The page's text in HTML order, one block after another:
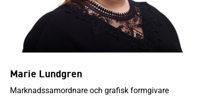
Marie Lundgren
Marknadssamordnare och grafisk formgivare